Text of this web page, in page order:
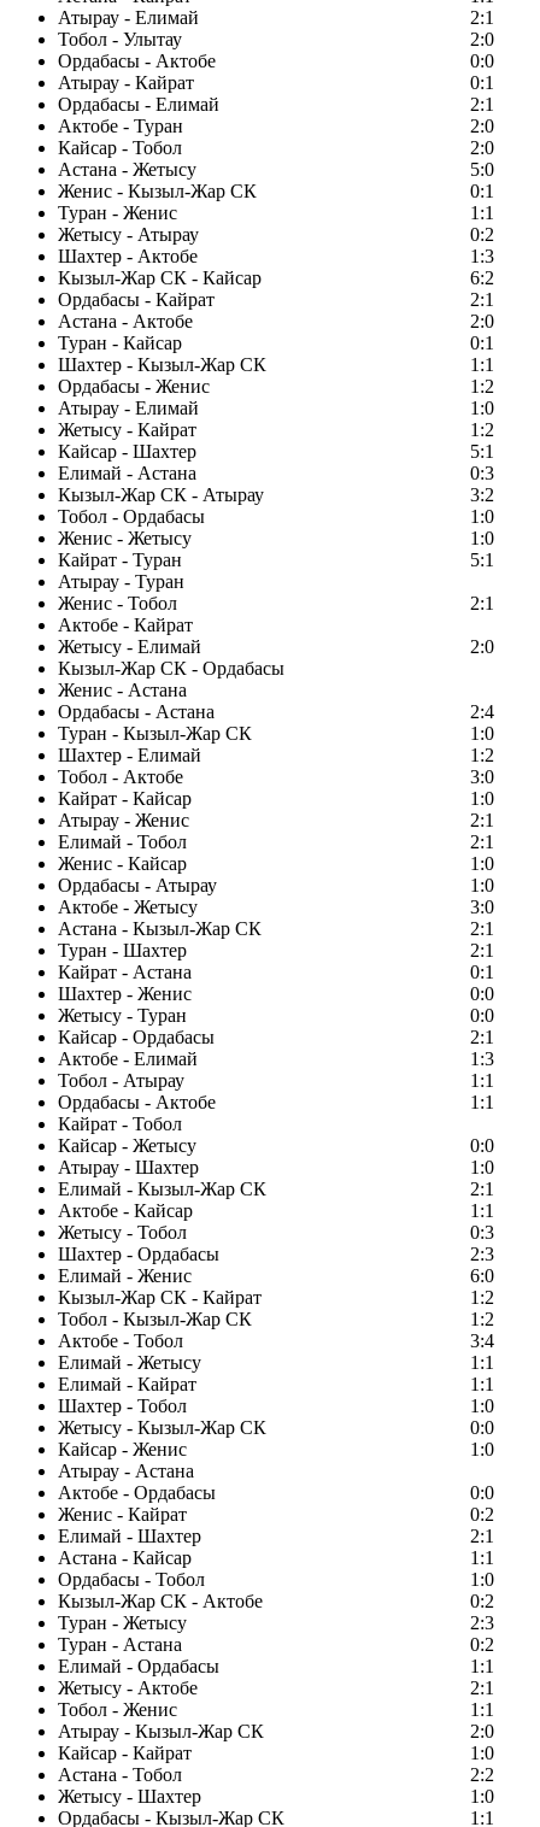
Атырау - Елимай
2:1
Тобол - Улытау
2:0
Ордабасы - Актобе
0:0
Атырау - Кайрат
0:1
Ордабасы - Елимай
2:1
Актобе - Туран
2:0
Кайсар - Тобол
2:0
Астана - Жетысу
5:0
Женис - Кызыл-Жар СК
0:1
Туран - Женис
1:1
Жетысу - Атырау
0:2
Шахтер - Актобе
1:3
Кызыл-Жар СК - Кайсар
6:2
Ордабасы - Кайрат
2:1
Астана - Актобе
2:0
Туран - Кайсар
0:1
Шахтер - Кызыл-Жар СК
1:1
Ордабасы - Женис
1:2
Атырау - Елимай
1:0
Жетысу - Кайрат
1:2
Кайсар - Шахтер
5:1
Елимай - Астана
0:3
Кызыл-Жар СК - Атырау
3:2
Тобол - Ордабасы
1:0
Женис - Жетысу
1:0
Кайрат - Туран
5:1
Атырау - Туран
Женис - Тобол
2:1
Актобе - Кайрат
Жетысу - Елимай
2:0
Кызыл-Жар СК - Ордабасы
Женис - Астана
Ордабасы - Астана
2:4
Туран - Кызыл-Жар СК
1:0
Шахтер - Елимай
1:2
Тобол - Актобе
3:0
Кайрат - Кайсар
1:0
Атырау - Женис
2:1
Елимай - Тобол
2:1
Женис - Кайсар
1:0
Ордабасы - Атырау
1:0
Актобе - Жетысу
3:0
Астана - Кызыл-Жар СК
2:1
Туран - Шахтер
2:1
Кайрат - Астана
0:1
Шахтер - Женис
0:0
Жетысу - Туран
0:0
Кайсар - Ордабасы
2:1
Актобе - Елимай
1:3
Тобол - Атырау
1:1
Ордабасы - Актобе
1:1
Кайрат - Тобол
Кайсар - Жетысу
0:0
Атырау - Шахтер
1:0
Елимай - Кызыл-Жар СК
2:1
Актобе - Кайсар
1:1
Жетысу - Тобол
0:3
Шахтер - Ордабасы
2:3
Елимай - Женис
6:0
Кызыл-Жар СК - Кайрат
1:2
Тобол - Кызыл-Жар СК
1:2
Актобе - Тобол
3:4
Елимай - Жетысу
1:1
Елимай - Кайрат
1:1
Шахтер - Тобол
1:0
Жетысу - Кызыл-Жар СК
0:0
Кайсар - Женис
1:0
Атырау - Астана
Актобе - Ордабасы
0:0
Женис - Кайрат
0:2
Елимай - Шахтер
2:1
Астана - Кайсар
1:1
Ордабасы - Тобол
1:0
Кызыл-Жар СК - Актобе
0:2
Туран - Жетысу
2:3
Туран - Астана
0:2
Елимай - Ордабасы
1:1
Жетысу - Актобе
2:1
Тобол - Женис
1:1
Атырау - Кызыл-Жар СК
2:0
Кайсар - Кайрат
1:0
Астана - Тобол
2:2
Жетысу - Шахтер
1:0
Ордабасы - Кызыл-Жар СК
1:1